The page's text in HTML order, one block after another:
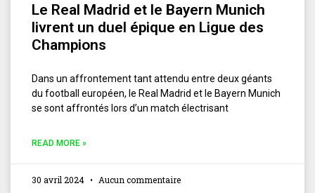
Le Real Madrid et le Bayern Munich
livrent un duel épique en Ligue des
Champions
Dans un affrontement tant attendu entre deux géants
du football européen, le Real Madrid et le Bayern Munich
se sont affrontés lors d’un match électrisant
READ MORE »
30 avril 2024 Aucun commentaire